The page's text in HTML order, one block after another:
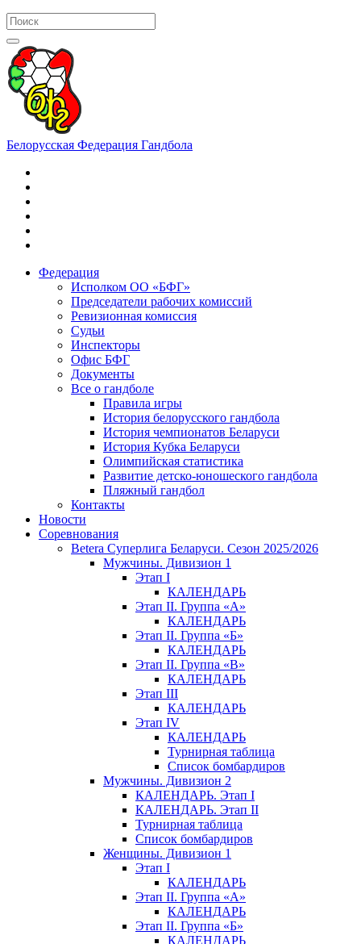
Белорусская Федерация Гандбола
Федерация
Исполком ОО «БФГ»
Председатели рабочих комиссий
Ревизионная комиссия
Судьи
Инспекторы
Офис БФГ
Документы
Все о гандболе
Правила игры
История белорусского гандбола
История чемпионатов Беларуси
История Кубка Беларуси
Олимпийская статистика
Развитие детско-юношеского гандбола
Пляжный гандбол
Контакты
Новости
Соревнования
Betera Суперлига Беларуси. Сезон 2025/2026
Мужчины. Дивизион 1
Этап I
КАЛЕНДАРЬ
Этап II. Группа «А»
КАЛЕНДАРЬ
Этап II. Группа «Б»
КАЛЕНДАРЬ
Этап II. Группа «В»
КАЛЕНДАРЬ
Этап III
КАЛЕНДАРЬ
Этап IV
КАЛЕНДАРЬ
Турнирная таблица
Список бомбардиров
Мужчины. Дивизион 2
КАЛЕНДАРЬ. Этап I
КАЛЕНДАРЬ. Этап II
Турнирная таблица
Список бомбардиров
Женщины. Дивизион 1
Этап I
КАЛЕНДАРЬ
Этап II. Группа «А»
КАЛЕНДАРЬ
Этап II. Группа «Б»
КАЛЕНДАРЬ